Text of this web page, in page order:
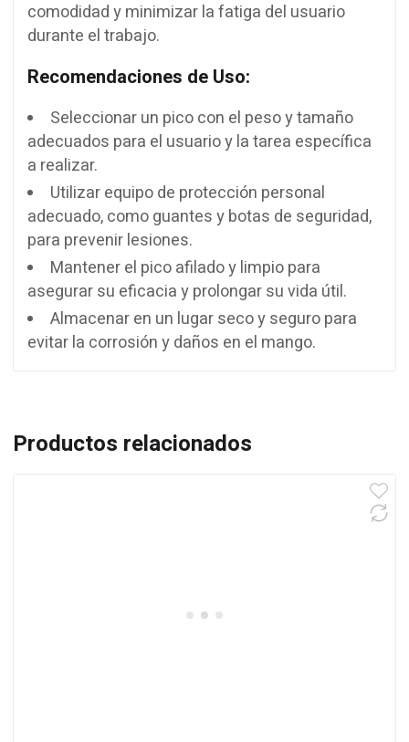
comodidad y minimizar la fatiga del usuario
durante el trabajo.
Recomendaciones de Uso:
Seleccionar un pico con el peso y tamaño
adecuados para el usuario y la tarea específica
a realizar.
Utilizar equipo de protección personal
adecuado, como guantes y botas de seguridad,
para prevenir lesiones.
Mantener el pico afilado y limpio para
asegurar su eficacia y prolongar su vida útil.
Almacenar en un lugar seco y seguro para
evitar la corrosión y daños en el mango.
Productos relacionados